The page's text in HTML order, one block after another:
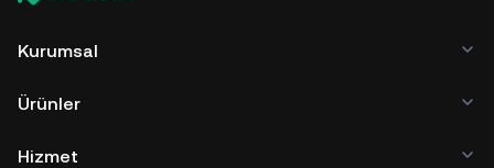
Kurumsal
Ürünler
Hizmet